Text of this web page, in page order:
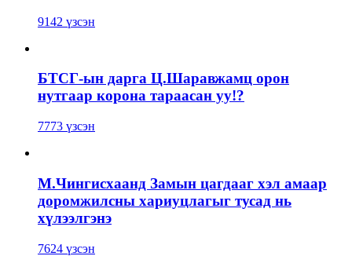
9142 үзсэн
БТСГ-ын дарга Ц.Шаравжамц орон
нутгаар корона тараасан уу!?
7773 үзсэн
М.Чингисхаанд Замын цагдааг хэл амаар
доромжилсны хариуцлагыг тусад нь
хүлээлгэнэ
7624 үзсэн